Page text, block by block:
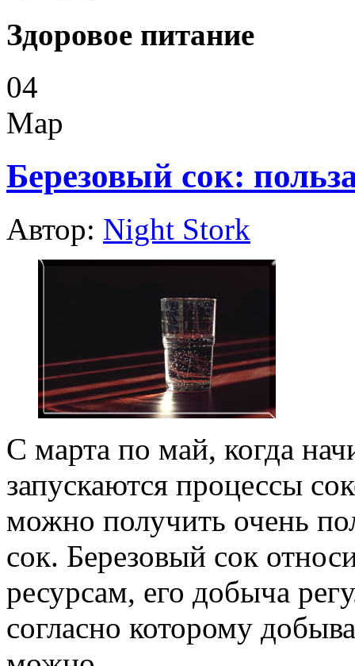
Здоровое питание
04
Мар
Березовый сок:
Автор: Night Stork
С марта по май, когда
запускаются процессы
можно получить очень
сок. Березовый сок
ресурсам, его добыча
согласно которому